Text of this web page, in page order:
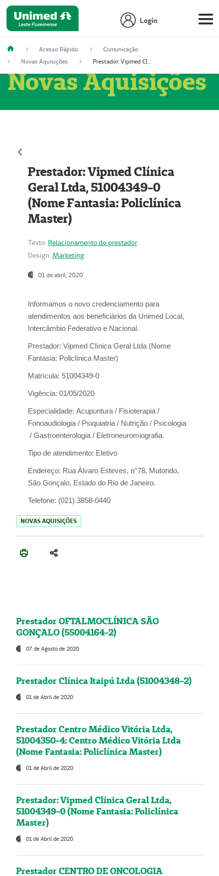
Login
Acesso Rápido
Comunicação
Novas Aquisições
Prestador: Vipmed Clínica Geral Ltda, 51004349-0 (Nome Fantasia: Policlínica Master)
Novas Aquisições
Prestador: Vipmed Clínica
Geral Ltda, 51004349-0
(Nome Fantasia: Policlínica
Master)
Texto: Relacionamento do prestador
Design: Marketing
01 de abril, 2020
Informamos o novo credenciamento para
atendimentos aos beneficiários da Unimed Local,
Intercâmbio Federativo e Nacional.
Prestador: Vipmed Clínica Geral Ltda (Nome
Fantasia: Policlínica Master)
Matrícula: 51004349-0
Vigência: 01/05/2020
Especialidade: Acupuntura / Fisioterapia /
Fonoaudiologia / Psiquiatria / Nutrição / Psicologia
/ Gastroenterologia / Eletroneuromiografia.
Tipo de atendimento: Eletivo
Endereço: Rua Àlvaro Esteves, n°78, Mutondo,
São Gonçalo, Estado do Rio de Janeiro.
Telefone: (021) 3858-0440
NOVAS AQUISIÇÕES
Prestador OFTALMOCLÍNICA SÃO
GONÇALO (55004164-2)
07 de Agosto de 2020
Prestador Clínica Itaipú Ltda (51004348-2)
01 de Abril de 2020
Prestador Centro Médico Vitória Ltda,
51004350-4: Centro Médico Vitória Ltda
(Nome Fantasia: Policlínica Master)
01 de Abril de 2020
Prestador: Vipmed Clínica Geral Ltda,
51004349-0 (Nome Fantasia: Policlínica
Master)
01 de Abril de 2020
Prestador CENTRO DE ONCOLOGIA